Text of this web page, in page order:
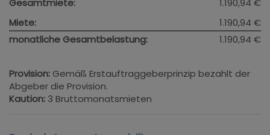
Gesamtmiete:
1.190,94 €
Miete:
1.190,94 €
monatliche Gesamtbelastung:
1.190,94 €
Provision: Gemäß Erstauftraggeberprinzip bezahlt der
Abgeber die Provision.
Kaution: 3 Bruttomonatsmieten